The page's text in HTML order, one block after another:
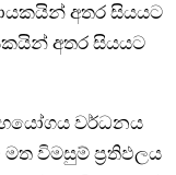
අතර සියයට
අතර සියයට
වර්ධනය
විමසුම් ප්‍රතිඵලය